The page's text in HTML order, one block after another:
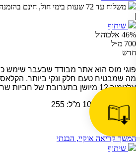
משלוח עד 72 שעות בימי חול, חינם בהזמנה מעל 300 ₪
שיתוף
46% אלכוהול
700 מ״ל
חדש
פוגי מוס הוא אתר מבודד שבעבר שימש
אלטמור 12 מיושן בתערובת של חביות שרי ובורבון מחודשות, המעניקות עומק ועושר. טעמים של תפוחים ירוקים, אגסים ופרחוניות עדינה.
ערך קלורי ל 100 מ”ל: 255
המשך קריאה אוקיי, הבנתי
שיתוף